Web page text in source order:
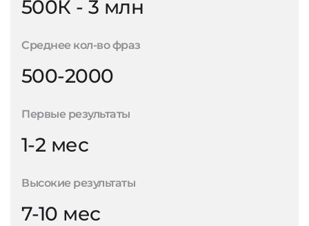
500К - 3 млн
Среднее кол-во фраз
500-2000
Первые результаты
1-2 мес
Высокие результаты
7-10 мес